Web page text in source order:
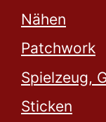
Nähen
Patchwork
Spielzeug,
Sticken